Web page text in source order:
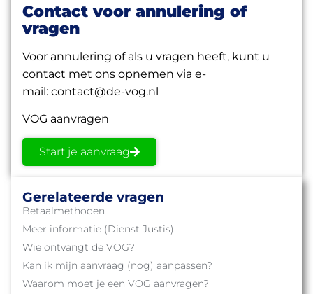
Contact voor annulering of
vragen
Voor annulering of als u vragen heeft, kunt u
contact met ons opnemen via e-
mail: contact@de-vog.nl
VOG aanvragen
Start je aanvraag
Gerelateerde vragen
Betaalmethoden
Meer informatie (Dienst Justis)
Wie ontvangt de VOG?
Kan ik mijn aanvraag (nog) aanpassen?
Waarom moet je een VOG aanvragen?